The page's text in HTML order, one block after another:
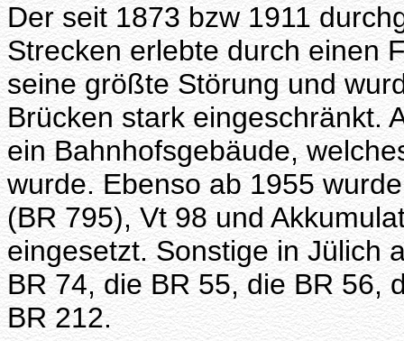
Der seit 1873 bzw 1911
Strecken erlebte durch einen
seine größte Störung und
Brücken stark eingeschränkt.
ein Bahnhofsgebäude,
wurde. Ebenso ab 1955
(BR 795), Vt 98 und
eingesetzt. Sonstige in Jülich
BR 74, die BR 55, die BR 56,
BR 212.